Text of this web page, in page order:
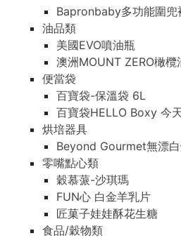
Bapronbaby多功能圍兜
油品類
美國EVO噴油瓶
澳洲MOUNT ZERO橄欖
便當袋
百寶袋-保溫袋 6L
百寶袋HELLO Boxy 今
烘培器具
Beyond Gourmet無漂
零嘴點心類
穀慕蒎-沙琪瑪
FUN心 白金羊乳片
匠菓子娃娃酥花生糖
食品/穀物類